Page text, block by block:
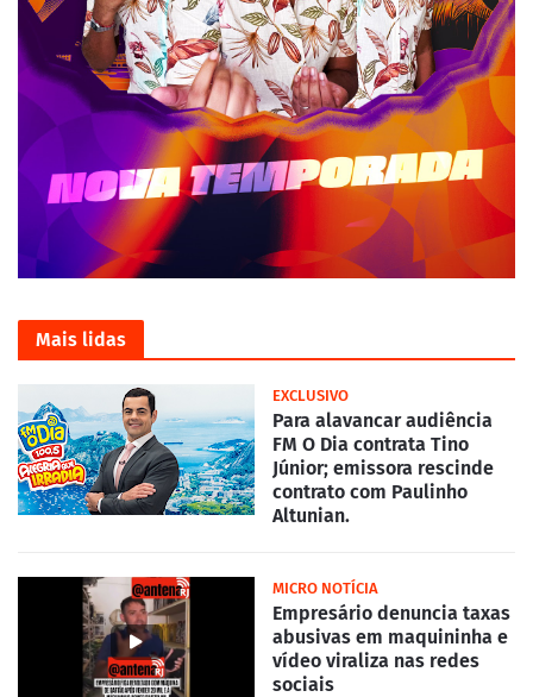
Mais lidas
EXCLUSIVO
Para alavancar audiência
FM O Dia contrata Tino
Júnior; emissora rescinde
contrato com Paulinho
Altunian.
MICRO NOTÍCIA
Empresário denuncia taxas
abusivas em maquininha e
vídeo viraliza nas redes
sociais